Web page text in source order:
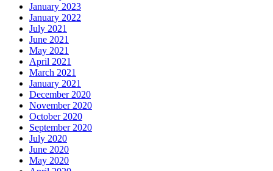
January 2023
January 2022
July 2021
June 2021
May 2021
April 2021
March 2021
January 2021
December 2020
November 2020
October 2020
September 2020
July 2020
June 2020
May 2020